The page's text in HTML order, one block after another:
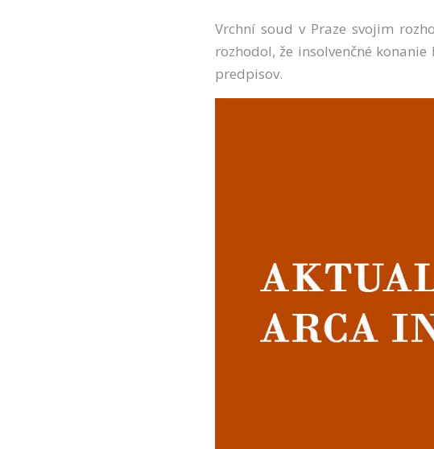
Vrchní soud v Praze svojim
rozhodol, že insolvenčné
predpisov.